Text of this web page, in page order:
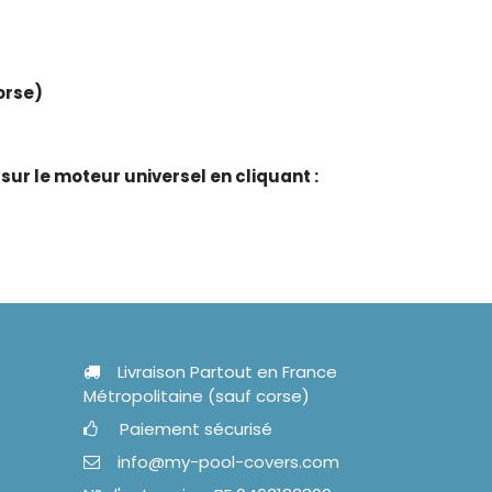
le moteur universel en cliquant :
Livraison Partout en France
Métropolitaine (sauf corse)
Paiement sécurisé
info@my-pool-covers.com